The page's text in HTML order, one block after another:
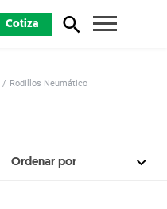
Cotiza
Rodillos Neumático